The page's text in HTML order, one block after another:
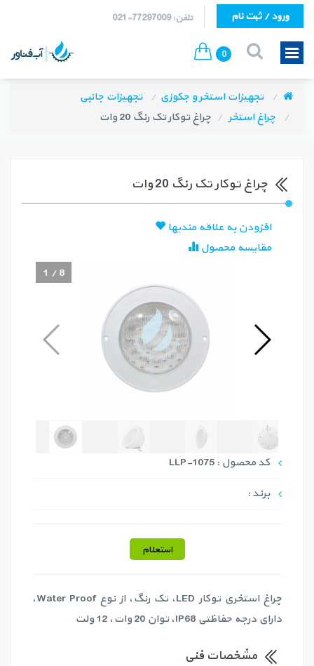
تلفن: 77297009-021 ورود / ثبت نام
0
تجهیزات استخر و جکوزی
تجهیزات جانبی
چراغ استخر
چراغ توکار تک رنگ 20 وات
چراغ توکار تک رنگ 20 وات
افزودن به علاقه مندیها
مقایسه محصول
1 /8
کد محصول : LLP-1075
برند :
استعلام
چراغ استخری توکار LED، تک رنگ، از نوع Water Proof،
دارای درجه حفاظتی IP68، توان 20 وات، 12 ولت
مشخصات فنی